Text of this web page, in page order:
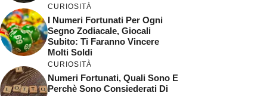
CURIOSITÀ
I Numeri Fortunati Per Ogni
Segno Zodiacale, Giocali
Subito: Ti Faranno Vincere
Molti Soldi
CURIOSITÀ
Numeri Fortunati, Quali Sono E
Perchè Sono Consiederati Di